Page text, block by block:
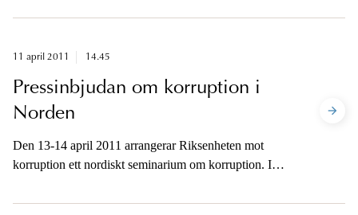
åklagarverksamheten i övrigt, vilket också återspeglas i
11 april 2011 14.45
Pressinbjudan om korruption i
Norden
Den 13-14 april 2011 arrangerar Riksenheten mot
korruption ett nordiskt seminarium om korruption. I
om korruptionen i Norden